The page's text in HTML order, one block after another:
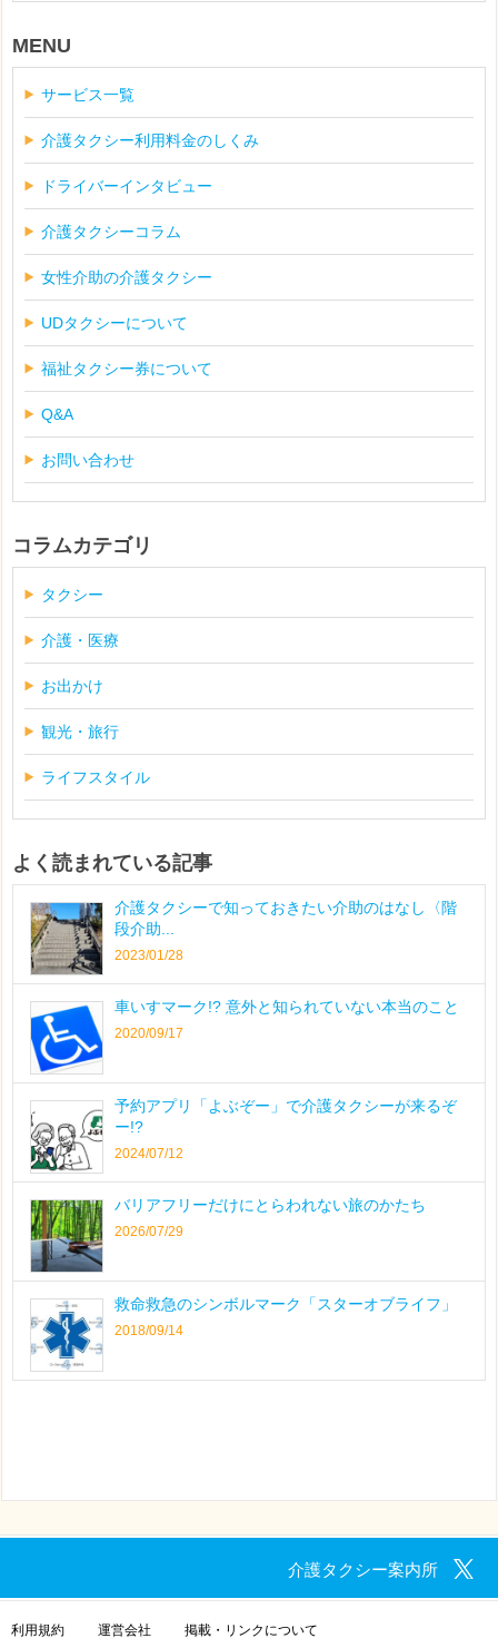
MENU
サービス一覧
介護タクシー利用料金のしくみ
ドライバーインタビュー
介護タクシーコラム
女性介助の介護タクシー
UDタクシーについて
福祉タクシー券について
Q&A
お問い合わせ
コラムカテゴリ
タクシー
介護・医療
お出かけ
観光・旅行
ライフスタイル
よく読まれている記事
介護タクシーで知っておきたい介助のはなし〈階
段介助...
2023/01/28
車いすマーク!? 意外と知られていない本当のこと
2020/09/17
予約アプリ「よぶぞー」で介護タクシーが来るぞ
ー!?
2024/07/12
バリアフリーだけにとらわれない旅のかたち
2026/07/29
救命救急のシンボルマーク「スターオブライフ」
2018/09/14
介護タクシー案内所
利用規約 運営会社 掲載・リンクについて